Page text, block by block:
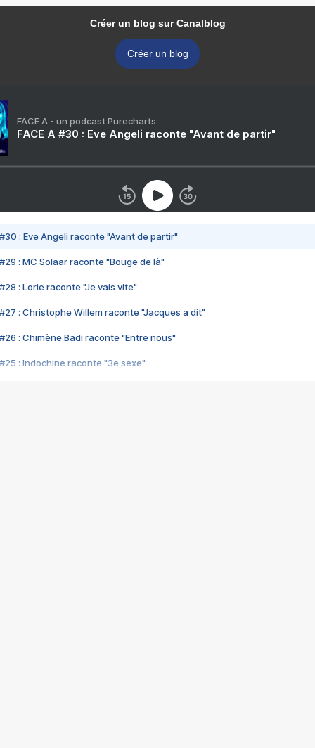
Créer un blog sur Canalblog
Créer un blog
FACE A - un podcast Purecharts
FACE A #30 : Eve Angeli raconte "Avant de partir"
#30 : Eve Angeli raconte "Avant de partir"
#29 : MC Solaar raconte "Bouge de là"
#28 : Lorie raconte "Je vais vite"
#27 : Christophe Willem raconte "Jacques a dit"
#26 : Chimène Badi raconte "Entre nous"
#25 : Indochine raconte "3e sexe"